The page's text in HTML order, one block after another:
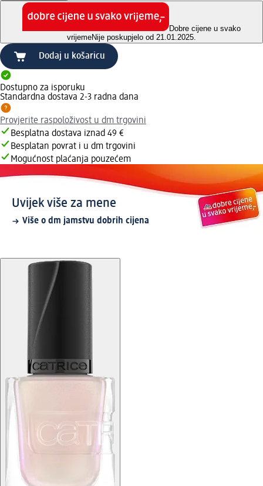
Dobre cijene u svako
vrijemeNije poskupjelo od 21.01.2025.
Dodaj u košaricu
Dostupno za isporuku
Standardna dostava 2-3 radna dana
Provjerite raspoloživost u dm trgovini
Besplatna dostava iznad 49 €
Besplatan povrat i u dm trgovini
Mogućnost plaćanja pouzećem
Uvijek više za mene
Više o dm jamstvu dobrih cijena